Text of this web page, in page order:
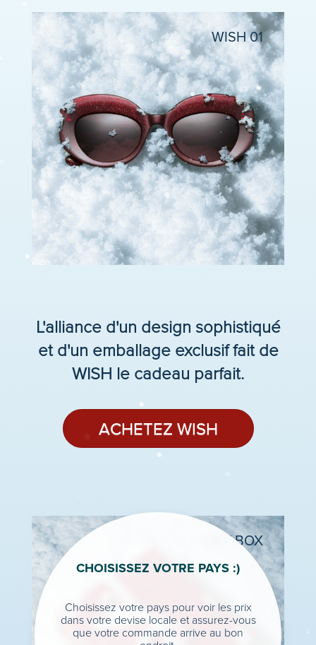
WISH 01
L'alliance d'un design sophistiqué
et d'un emballage exclusif fait de
WISH le cadeau parfait.
ACHETEZ WISH
GIFT BOX
CHOISISSEZ VOTRE PAYS :)
Choisissez votre pays pour voir les prix
dans votre devise locale et assurez-vous
que votre commande arrive au bon